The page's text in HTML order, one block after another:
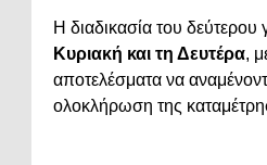
Η διαδικασία του δεύτερου
Κυριακή και τη Δευτέρα,
αποτελέσματα να
ολοκλήρωση της